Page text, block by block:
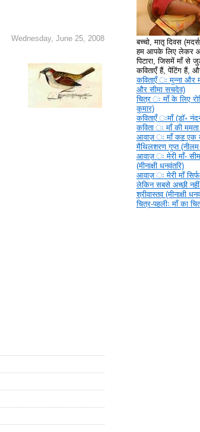
Wednesday, June 25, 2008
बच्चो, मातृ दिवस
हम आपके लिए लेकर
पिटारा, जिसमें माँ से
कविताएँ हैं, पेंटिंग हैं,
कविताएँ ‍ः मुन्ना और
और सीमा सचदेव)
चित्र ‍ः माँ के लिए
कुमार)
कविताएँ ‍ःमाँ (डॉ॰
कविता ‍ः माँ की ममता
आवाज़ ‍ः माँ कह एक
मैथिलशरण गुप्त (नीलम
आवाज़ ‍ः मेरी माँ-
(मीनाक्षी धनवंतरि)
आवाज़ ‍ः मेरी माँ
लेकिन सबसे अच्छी
श्रीवास्तव (मीनाक्षी
चित्र-पहलीः माँ का